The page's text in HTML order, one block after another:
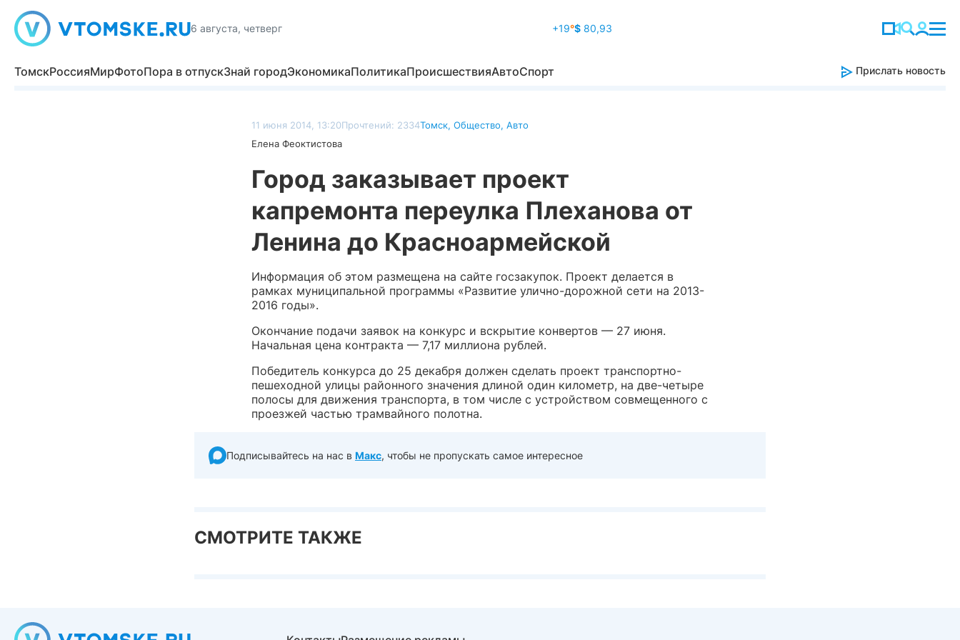
6 августа, четверг +19°$ 80,93
ТомскРоссияМирФотоПора в отпускЗнай городЭкономикаПолитикаПроисшествияАвтоСпорт Прислать новость
11 июня 2014, 13:20Прочтений: 2334Томск, Общество, Авто
Елена Феоктистова
Город заказывает проект
капремонта переулка Плеханова от
Ленина до Красноармейской
Информация об этом размещена на сайте госзакупок. Проект делается в
рамках муниципальной программы «Развитие улично-дорожной сети на 2013-
2016 годы».
Окончание подачи заявок на конкурс и вскрытие конвертов — 27 июня.
Начальная цена контракта — 7,17 миллиона рублей.
Победитель конкурса до 25 декабря должен сделать проект транспортно-
пешеходной улицы районного значения длиной один километр, на две-четыре
полосы для движения транспорта, в том числе с устройством совмещенного с
проезжей частью трамвайного полотна.
Подписывайтесь на нас в Макс, чтобы не пропускать самое интересное
СМОТРИТЕ ТАКЖЕ